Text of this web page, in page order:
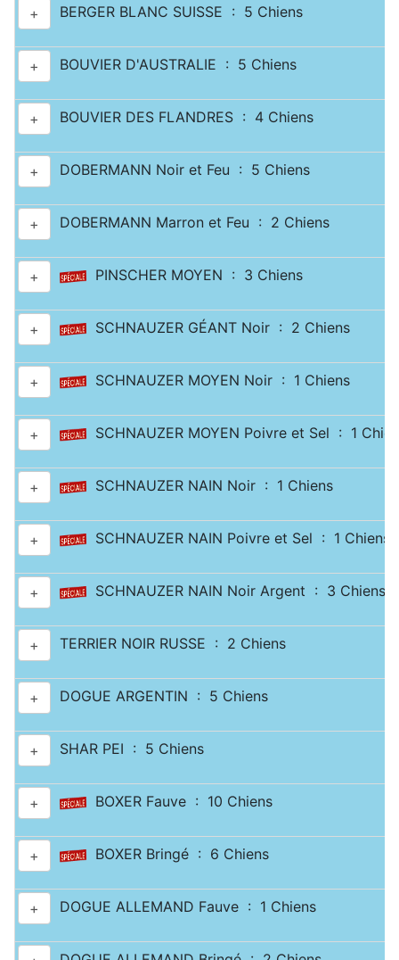
+ BERGER BLANC SUISSE : 5 Chiens
+ BOUVIER D'AUSTRALIE : 5 Chiens
+ BOUVIER DES FLANDRES : 4 Chiens
+ DOBERMANN Noir et Feu : 5 Chiens
+ DOBERMANN Marron et Feu : 2 Chiens
+ PINSCHER MOYEN : 3 Chiens
+ SCHNAUZER GÉANT Noir : 2 Chiens
+ SCHNAUZER MOYEN Noir : 1 Chiens
+ SCHNAUZER MOYEN Poivre et Sel : 1
+ SCHNAUZER NAIN Noir : 1 Chiens
+ SCHNAUZER NAIN Poivre et Sel : 1 Chiens
+ SCHNAUZER NAIN Noir Argent : 3 Chiens
+ TERRIER NOIR RUSSE : 2 Chiens
+ DOGUE ARGENTIN : 5 Chiens
+ SHAR PEI : 5 Chiens
+ BOXER Fauve : 10 Chiens
+ BOXER Bringé : 6 Chiens
+ DOGUE ALLEMAND Fauve : 1 Chiens